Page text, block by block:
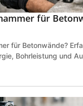
für
für Betonwände?
Bohrleistung und